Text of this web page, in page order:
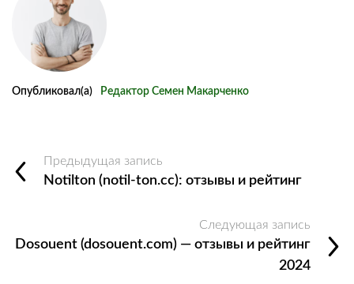
Опубликовал(а) Редактор Семен Макарченко
Предыдущая запись
Notilton (notil-ton.cc): отзывы и рейтинг
Следующая запись
Dosouent (dosouent.com) — отзывы и рейтинг
2024